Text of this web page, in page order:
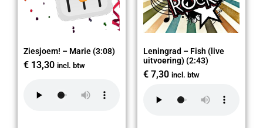
Ziesjoem! – Marie (3:08)
€ 13,30 incl. btw
Leningrad – Fish (live
uitvoering) (2:43)
€ 7,30 incl. btw